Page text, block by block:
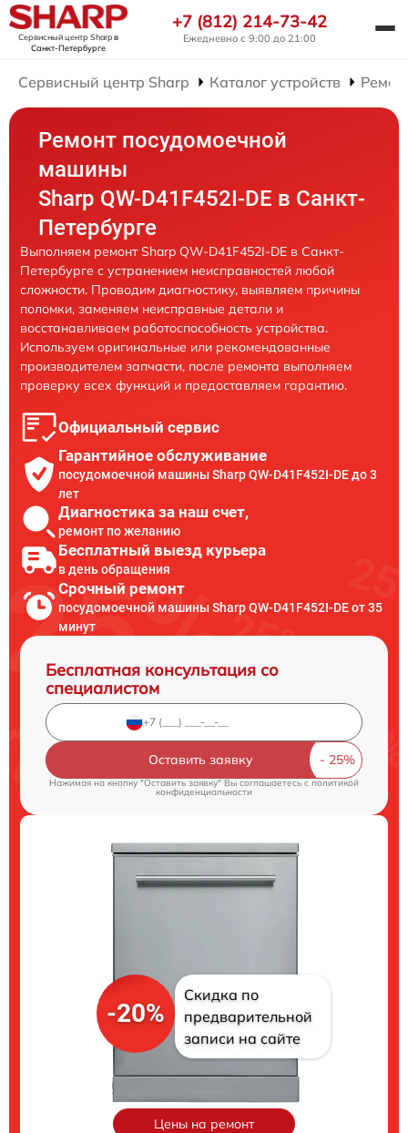
Сервисный центр Sharpв
Санкт-Петербурге
+7 (812) 214-73-42
Ежедневно с 9:00 до 21:00
Сервисный центр Sharp Каталог устройств
Ремонт посудомоечной
машины
Sharp QW-D41F452I-DE в Санкт-
Петербурге
Выполняем ремонт Sharp QW-D41F452I-DE в Санкт-
Петербурге с устранением неисправностей любой
сложности. Проводим диагностику, выявляем причины
поломки, заменяем неисправные детали и
восстанавливаем работоспособность устройства.
Используем оригинальные или рекомендованные
производителем запчасти, после ремонта выполняем
проверку всех функций и предоставляем гарантию.
Официальный сервис
Гарантийное обслуживание
посудомоечной машины Sharp QW-D41F452I-DE до 3
лет
Диагностика за наш счет,
ремонт по желанию
Бесплатный выезд курьера
в день обращения
Срочный ремонт
посудомоечной машины Sharp QW-D41F452I-DE от 35
минут
Бесплатная консультация со
специалистом
Оставить заявку
Нажимая на кнопку "Оставить заявку" Вы соглашаетесь cполитикой
конфиденциальности
-20%
Скидка по
предварительной
записи на сайте
Цены на ремонт